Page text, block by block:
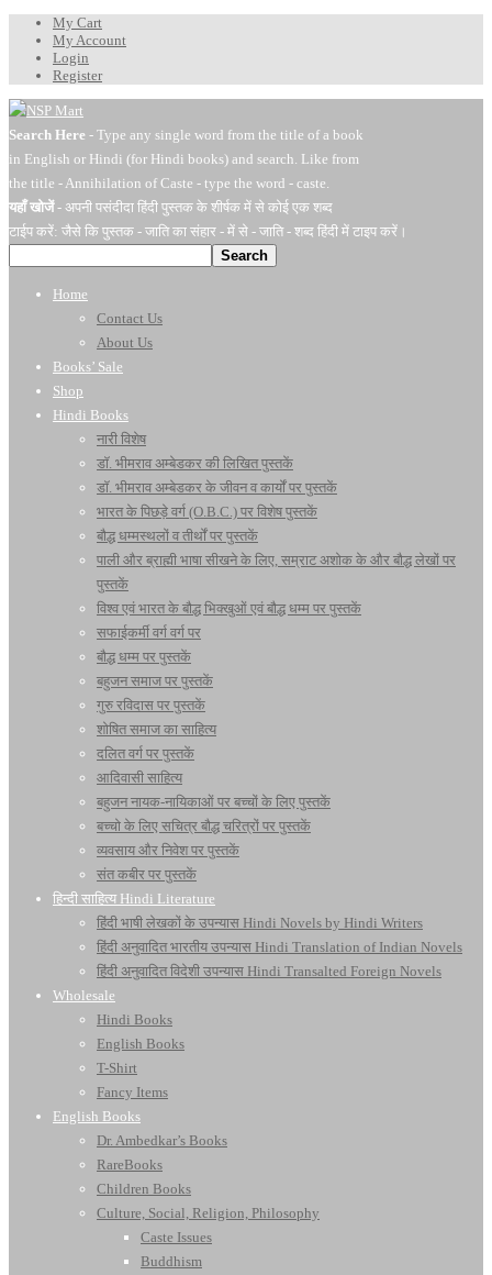
My Cart
My Account
Login
Register
Search Here - Type any single word from the title of a book
in English or Hindi (for Hindi books) and search. Like from
the title - Annihilation of Caste - type the word - caste.
यहाँ खोजें- अपनी पसंदीदा हिंदी पुस्तक के शीर्षक में से कोई एक शब्द
टाईप करें: जैसे कि पुस्तक - जाति का संहार - में से - जाति - शब्द हिंदी में टाइप करें।
Search
Home
Contact Us
About Us
Books’ Sale
Shop
Hindi Books
नारी विशेष
डॉ. भीमराव अम्बेडकर की लिखित पुस्तकें
डॉ. भीमराव अम्बेडकर के जीवन व कार्यों पर पुस्तकें
भारत के पिछड़े वर्ग (O.B.C.) पर विशेष पुस्तकें
बौद्ध धम्मस्थलों व तीर्थों पर पुस्तकें
पाली और ब्राह्मी भाषा सीखने के लिए, सम्राट अशोक के और बौद्ध लेखों पर
पुस्तकें
विश्व एवं भारत के बौद्ध भिक्खुओं एवं बौद्ध धम्म पर पुस्तकें
सफाईकर्मी वर्ग वर्ग पर
बौद्ध धम्म पर पुस्तकें
बहुजन समाज पर पुस्तकें
गुरु रविदास पर पुस्तकें
शोषित समाज का साहित्य
दलित वर्ग पर पुस्तकें
आदिवासी साहित्य
बहुजन नायक-नायिकाओं पर बच्चों के लिए पुस्तकें
बच्चो के लिए सचित्र बौद्ध चरित्रों पर पुस्तकें
व्यवसाय और निवेश पर पुस्तकें
संत कबीर पर पुस्तकें
हिन्दी साहित्य Hindi Literature
हिंदी भाषी लेखकों के उपन्यास Hindi Novels by Hindi Writers
हिंदी अनुवादित भारतीय उपन्यास Hindi Translation of Indian Novels
हिंदी अनुवादित विदेशी उपन्यास Hindi Transalted Foreign Novels
Wholesale
Hindi Books
English Books
T-Shirt
Fancy Items
English Books
Dr. Ambedkar’s Books
RareBooks
Children Books
Culture, Social, Religion, Philosophy
Caste Issues
Buddhism